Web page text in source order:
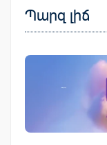
Պարզ լիճ